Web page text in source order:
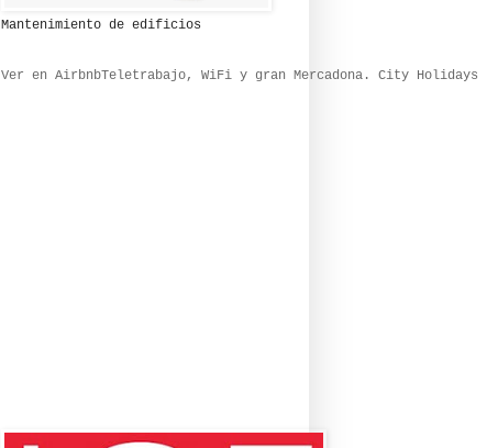
Mantenimiento de edificios
Ver en AirbnbTeletrabajo, WiFi y gran Mercadona. City Holidays